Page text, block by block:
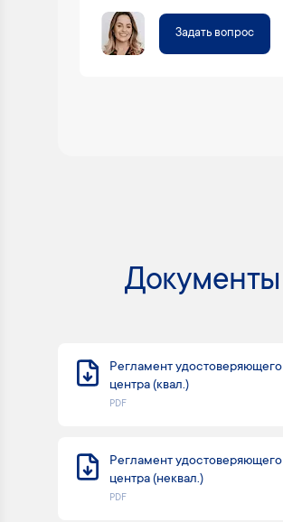
Задать вопрос
Документы
Регламент удостоверяющего
центра (квал.)
PDF
Регламент удостоверяющего
центра (неквал.)
PDF